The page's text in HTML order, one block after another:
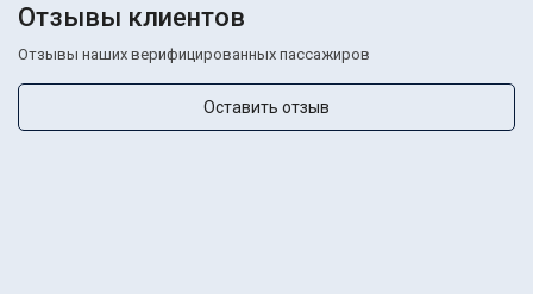
Отзывы клиентов
Отзывы наших верифицированных пассажиров
Оставить отзыв